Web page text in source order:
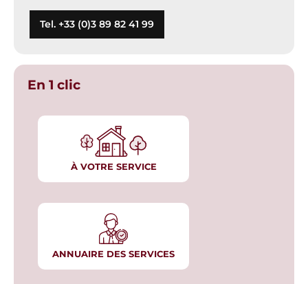
Tel. +33 (0)3 89 82 41 99
En 1 clic
À VOTRE SERVICE
ANNUAIRE DES SERVICES